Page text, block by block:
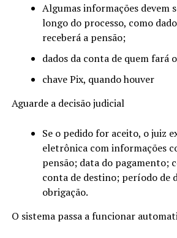
Algumas informações devem
longo do processo, como
receberá a pensão;
dados da conta de quem fará
chave Pix, quando houver
Aguarde a decisão judicial
Se o pedido for aceito, o juiz
eletrônica com informações
pensão; data do pagamento;
conta de destino; período de
obrigação.
O sistema passa a funcionar